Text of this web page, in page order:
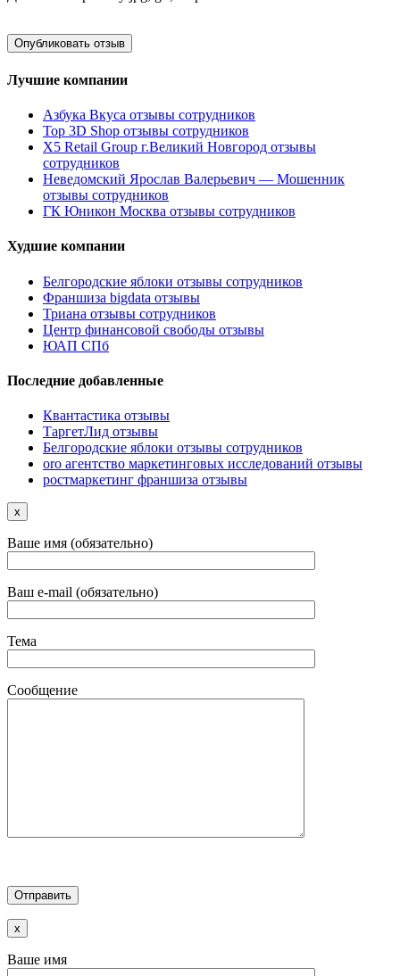
Лучшие компании
Азбука Вкуса отзывы сотрудников
Top 3D Shop отзывы сотрудников
X5 Retail Group г.Великий Новгород отзывы
сотрудников
Неведомский Ярослав Валерьевич — Мошенник
отзывы сотрудников
ГК Юникон Москва отзывы сотрудников
Худшие компании
Белгородские яблоки отзывы сотрудников
Франшиза bigdata отзывы
Триана отзывы сотрудников
Центр финансовой свободы отзывы
ЮАП СПб
Последние добавленные
Квантастика отзывы
ТаргетЛид отзывы
Белгородские яблоки отзывы сотрудников
oro агентство маркетинговых исследований отзывы
ростмаркетинг франшиза отзывы
x
Ваше имя (обязательно)
Ваш e-mail (обязательно)
Тема
Сообщение
x
Ваше имя